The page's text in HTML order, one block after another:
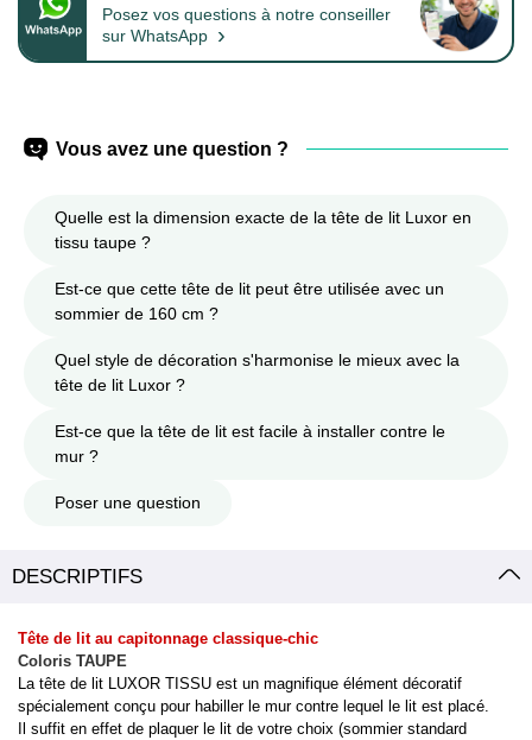
Posez vos questions à notre conseiller
sur WhatsApp ›
Vous avez une question ?
Quelle est la dimension exacte de la tête de lit Luxor en
tissu taupe ?
Est-ce que cette tête de lit peut être utilisée avec un
sommier de 160 cm ?
Quel style de décoration s'harmonise le mieux avec la
tête de lit Luxor ?
Est-ce que la tête de lit est facile à installer contre le
mur ?
Poser une question
DESCRIPTIFS
Tête de lit au capitonnage classique-chic
Coloris TAUPE
La tête de lit LUXOR TISSU est un magnifique élément décoratif
spécialement conçu pour habiller le mur contre lequel le lit est placé.
Il suffit en effet de plaquer le lit de votre choix (sommier standard